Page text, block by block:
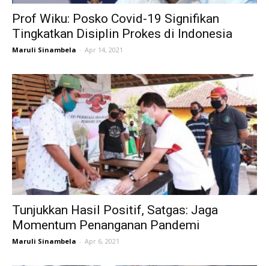
Prof Wiku: Posko Covid-19 Signifikan
Tingkatkan Disiplin Prokes di Indonesia
Maruli Sinambela - Apr 14, 2021
Tunjukkan Hasil Positif, Satgas: Jaga
Momentum Penanganan Pandemi
Maruli Sinambela - Apr 6, 2021